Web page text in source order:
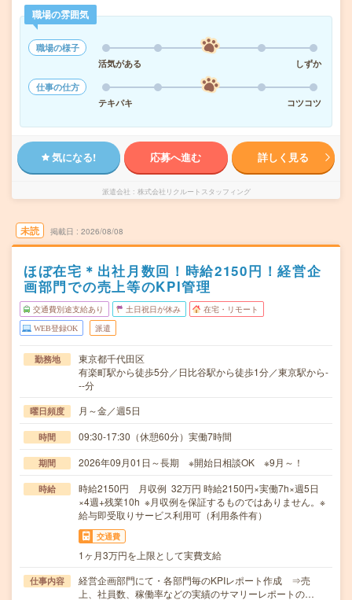
職場の雰囲気
職場の様子
活気がある
しずか
仕事の仕方
テキパキ
コツコツ
気になる! 応募へ進む 詳しく見る
派遣会社 株式会社リクルートスタッフィング
未読 掲載日 2026/08/08
ほぼ在宅＊出社月数回！時給2150円！経営企
画部門での売上等のKPI管理
交通費別途支給あり 土日祝日が休み 在宅・リモート
WEB登録OK 派遣
勤務地
東京都千代田区
有楽町駅から徒歩5分／日比谷駅から徒歩1分／東京駅から-
--分
曜日頻度 月～金／週5日
時間 09:30-17:30（休憩60分）実働7時間
期間 2026年09月01日～長期 ※開始日相談OK ※9月～！
時給
時給2150円 月収例 32万円 時給2150円×実働7h×週5日
×4週+残業10h ※月収例を保証するものではありません。※
給与即受取りサービス利用可（利用条件有）
交通費
1ヶ月3万円を上限として実費支給
仕事内容
経営企画部門にて・各部門毎のKPIレポート作成 ⇒売
上、社員数、稼働率などの実績のサマリーレポートの…